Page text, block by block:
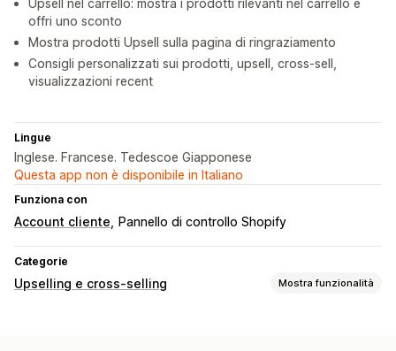
Upsell nel carrello: mostra i prodotti rilevanti nel carrello e
offri uno sconto
Mostra prodotti Upsell sulla pagina di ringraziamento
Consigli personalizzati sui prodotti, upsell, cross-sell,
visualizzazioni recent
Lingue
Inglese. Francese. Tedescoe Giapponese
Questa app non è disponibile in Italiano
Funziona con
Account cliente Pannello di controllo Shopify
Categorie
Upselling e cross-selling Mostra funzionalità